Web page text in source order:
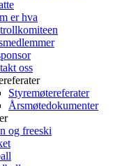
er hva
oss
Styremøtereferater
Årsmøtedokumenter
og freeski